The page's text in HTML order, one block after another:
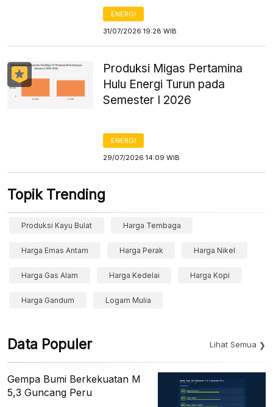
ENERGI
31/07/2026 19:28 WIB
Produksi Migas Pertamina
Hulu Energi Turun pada
Semester I 2026
ENERGI
29/07/2026 14:09 WIB
Topik Trending
Produksi Kayu Bulat Harga Tembaga
Harga Emas Antam Harga Perak Harga Nikel
Harga Gas Alam Harga Kedelai Harga Kopi
Harga Gandum Logam Mulia
Data Populer Lihat Semua
Gempa Bumi Berkekuatan M
5,3 Guncang Peru